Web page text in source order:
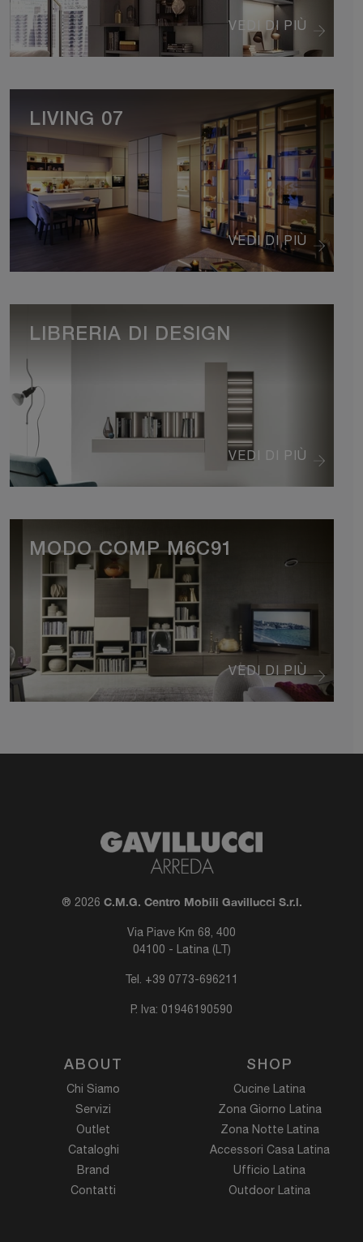
VEDI DI PIÙ
VEDI DI PIÙ
LIVING 07
VEDI DI PIÙ
LIBRERIA DI DESIGN
VEDI DI PIÙ
MODO COMP M6C91
® 2026 C.M.G. Centro Mobili Gavillucci S.r.l.
Via Piave Km 68, 400
04100 - Latina (LT)
Tel. +39 0773-696211
P. Iva: 01946190590
ABOUT
Chi Siamo
Servizi
Outlet
Cataloghi
Brand
Contatti
SHOP
Cucine Latina
Zona Giorno Latina
Zona Notte Latina
Accessori Casa Latina
Ufficio Latina
Outdoor Latina